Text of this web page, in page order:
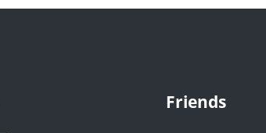
Friends